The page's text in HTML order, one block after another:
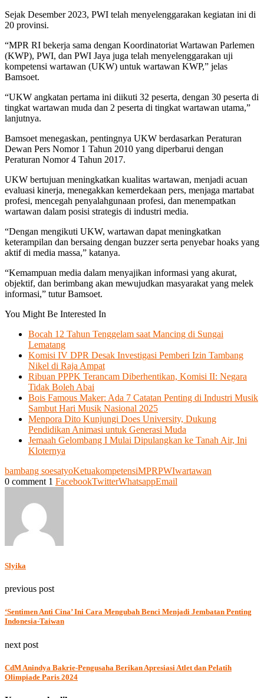
Sejak Desember 2023, PWI telah menyelenggarakan kegiatan ini di
20 provinsi.
“MPR RI bekerja sama dengan Koordinatoriat Wartawan Parlemen
(KWP), PWI, dan PWI Jaya juga telah menyelenggarakan uji
kompetensi wartawan (UKW) untuk wartawan KWP,” jelas
Bamsoet.
“UKW angkatan pertama ini diikuti 32 peserta, dengan 30 peserta di
tingkat wartawan muda dan 2 peserta di tingkat wartawan utama,”
lanjutnya.
Bamsoet menegaskan, pentingnya UKW berdasarkan Peraturan
Dewan Pers Nomor 1 Tahun 2010 yang diperbarui dengan
Peraturan Nomor 4 Tahun 2017.
UKW bertujuan meningkatkan kualitas wartawan, menjadi acuan
evaluasi kinerja, menegakkan kemerdekaan pers, menjaga martabat
profesi, mencegah penyalahgunaan profesi, dan menempatkan
wartawan dalam posisi strategis di industri media.
“Dengan mengikuti UKW, wartawan dapat meningkatkan
keterampilan dan bersaing dengan buzzer serta penyebar hoaks yang
aktif di media massa,” katanya.
“Kemampuan media dalam menyajikan informasi yang akurat,
objektif, dan berimbang akan mewujudkan masyarakat yang melek
informasi,” tutur Bamsoet.
You Might Be Interested In
Bocah 12 Tahun Tenggelam saat Mancing di Sungai
Lematang
Komisi IV DPR Desak Investigasi Pemberi Izin Tambang
Nikel di Raja Ampat
Ribuan PPPK Terancam Diberhentikan, Komisi II: Negara
Tidak Boleh Abai
Bois Famous Maker: Ada 7 Catatan Penting di Industri Musik
Sambut Hari Musik Nasional 2025
Menpora Dito Kunjungi Does University, Dukung
Pendidikan Animasi untuk Generasi Muda
Jemaah Gelombang I Mulai Dipulangkan ke Tanah Air, Ini
Kloternya
bambang soesatyoKetuakompetensiMPRPWIwartawan
0 comment 1 FacebookTwitterWhatsappEmail
Slyika
previous post
‘Sentimen Anti Cina’ Ini Cara Mengubah Benci Menjadi Jembatan Penting
Indonesia-Taiwan
next post
CdM Anindya Bakrie-Pengusaha Berikan Apresiasi Atlet dan Pelatih
Olimpiade Paris 2024